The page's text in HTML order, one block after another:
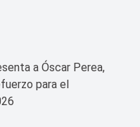
a Óscar Perea,
para el